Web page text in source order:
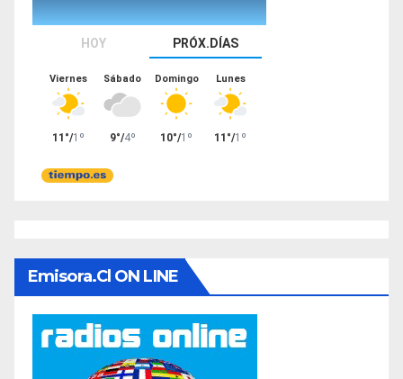
Emisora.cl ON LINE